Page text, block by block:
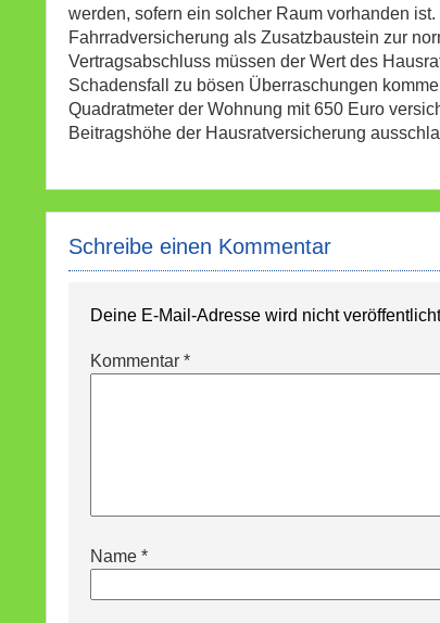
werden, sofern ein solcher Raum vorhanden
Fahrradversicherung als Zusatzbaustein zur
Vertragsabschluss müssen der Wert des
Schadensfall zu bösen Überraschungen
Quadratmeter der Wohnung mit 650 Euro
Beitragshöhe der Hausratversicherung
Schreibe einen Kommentar
Deine E-Mail-Adresse wird nicht
Kommentar *
Name *